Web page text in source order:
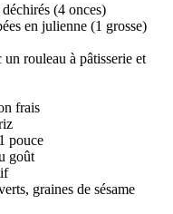
(4 onces)
en julienne (1 grosse)
rouleau à pâtisserie et
frais
pouce
goût
graines de sésame